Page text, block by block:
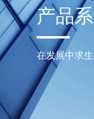
产品
在发展中求